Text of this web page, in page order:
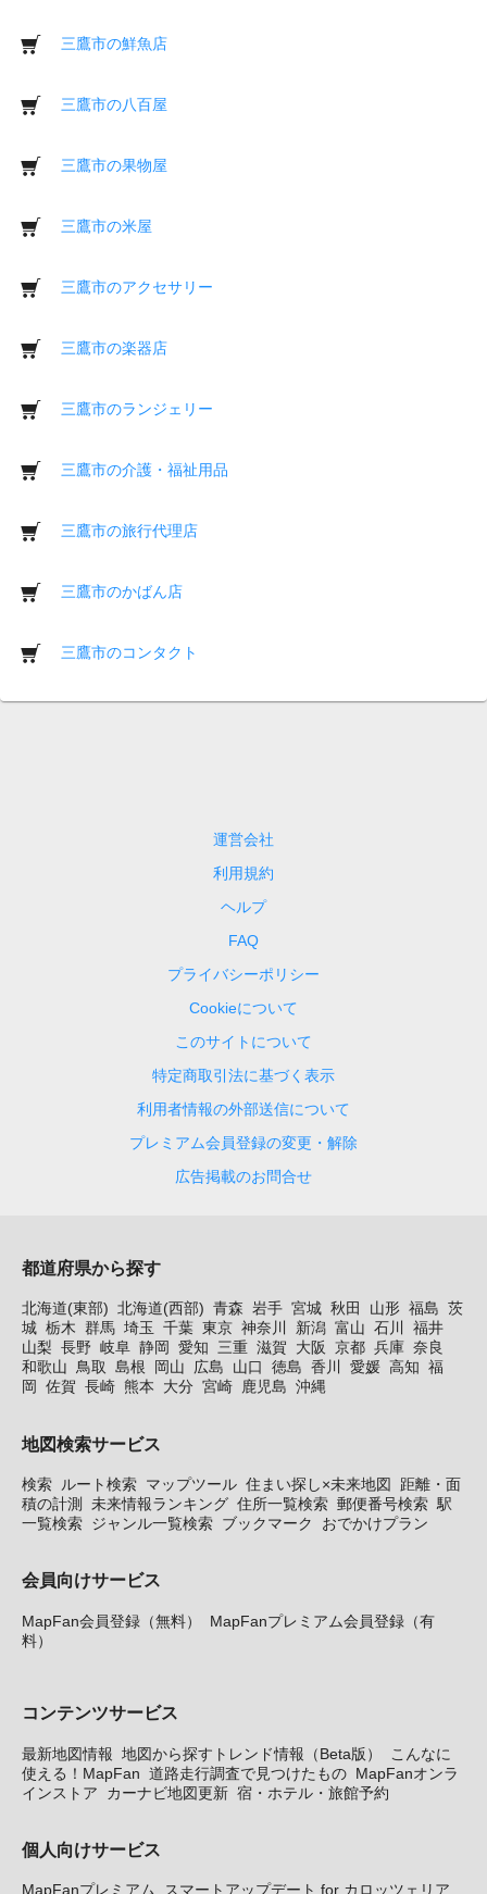
三鷹市の鮮魚店
三鷹市の八百屋
三鷹市の果物屋
三鷹市の米屋
三鷹市のアクセサリー
三鷹市の楽器店
三鷹市のランジェリー
三鷹市の介護・福祉用品
三鷹市の旅行代理店
三鷹市のかばん店
三鷹市のコンタクト
運営会社
利用規約
ヘルプ
FAQ
プライバシーポリシー
Cookieについて
このサイトについて
特定商取引法に基づく表示
利用者情報の外部送信について
プレミアム会員登録の変更・解除
広告掲載のお問合せ
都道府県から探す
北海道(東部) 北海道(西部) 青森 岩手 宮城 秋田 山形 福島 茨
城 栃木 群馬 埼玉 千葉 東京 神奈川 新潟 富山 石川
福井
山梨 長野 岐阜 静岡 愛知 三重 滋賀 大阪 京都 兵庫 奈良
和歌山 鳥取 島根 岡山 広島 山口 徳島 香川 愛媛 高知 福
岡
佐賀 長崎 熊本 大分 宮崎 鹿児島 沖縄
地図検索サービス
検索 ルート検索 マップツール 住まい探し×未来地図
距離・面
積の計測
未来情報ランキング 住所一覧検索 郵便番号検索 駅
一覧検索 ジャンル一覧検索 ブックマーク おでかけプラン
会員向けサービス
MapFan会員登録（無料）
MapFanプレミアム会員登録（有
料）
コンテンツサービス
最新地図情報 地図から探すトレンド情報（Beta版）
こんなに
使える！MapFan 道路走行調査で見つけたもの MapFanオンラ
インストア
カーナビ地図更新 宿・ホテル・旅館予約
個人向けサービス
MapFanプレミアム スマートアップデート for カロッツェリア